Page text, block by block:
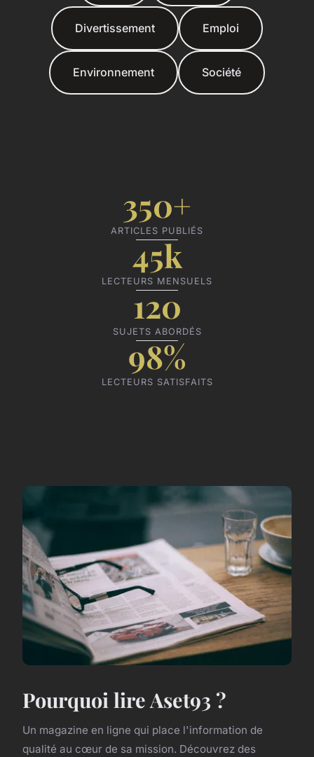
Divertissement Emploi
Environnement Société
350+
ARTICLES PUBLIÉS
45k
LECTEURS MENSUELS
120
SUJETS ABORDÉS
98%
LECTEURS SATISFAITS
Pourquoi lire Aset93 ?
Un magazine en ligne qui place l'information de
qualité au cœur de sa mission. Découvrez des